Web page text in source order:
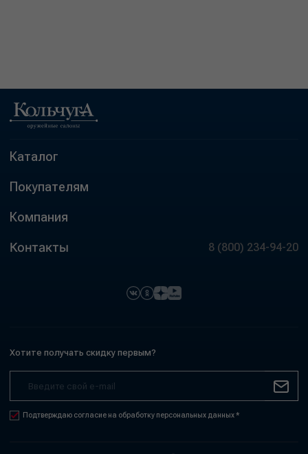
Каталог
Покупателям
Компания
Контакты 8 (800) 234-94-20
Хотите получать скидку первым?
Подтверждаю согласие на обработку персональных данных *